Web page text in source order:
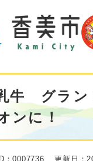
牛 グラン
ンに！
：0007736 更新日：